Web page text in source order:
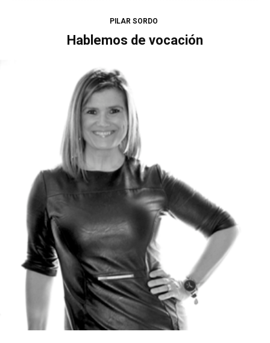
PILAR SORDO
Hablemos de vocación